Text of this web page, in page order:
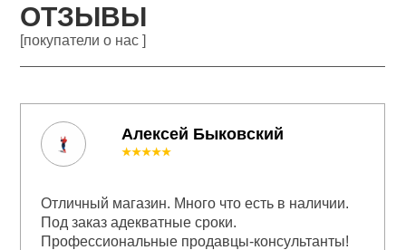
ОТЗЫВЫ
[покупатели о нас ]
Алексей Быковский
★★★★★
Отличный магазин. Много что есть в наличии.
Под заказ адекватные сроки.
Профессиональные продавцы-консультанты!